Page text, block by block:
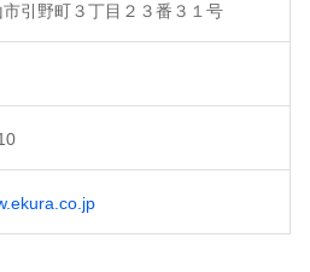
引野町３丁目２３番３１号